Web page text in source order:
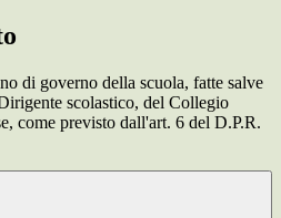
di governo della scuola, fatte salve
scolastico, del Collegio
come previsto dall'art. 6 del D.P.R.